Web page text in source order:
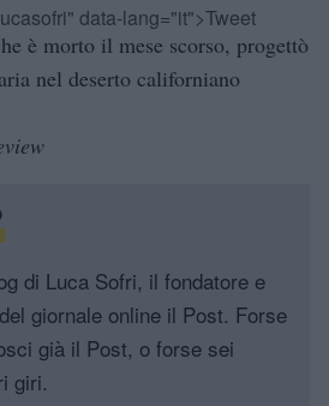
data-lang="it">Tweet
è morto il mese scorso, progettò
nel deserto californiano
di Luca Sofri, il fondatore e
giornale online il Post. Forse
già il Post, o forse sei
giri.